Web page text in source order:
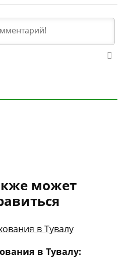
может
в Тувалу: